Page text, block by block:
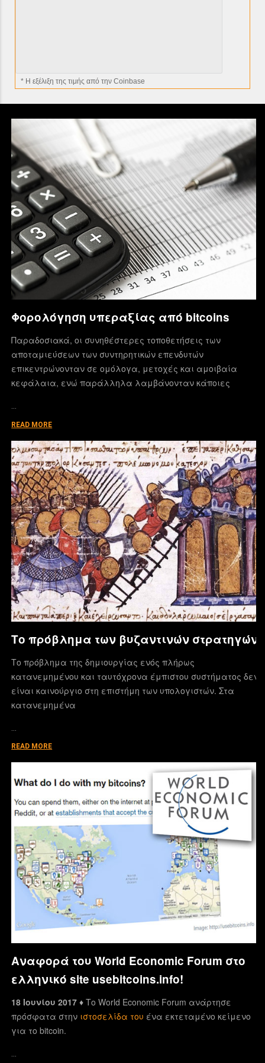
* H εξέλιξη της τιμής από την Coinbase
Φορολόγηση υπεραξίας από bitcoins
Παραδοσιακά, οι συνηθέστερες τοποθετήσεις των
αποταμιεύσεων των συντηρητικών επενδυτών
επικεντρώνονταν σε ομόλογα, μετοχές και αμοιβαία
κεφάλαια, ενώ παράλληλα λαμβάνονταν κάποιες
…
READ MORE
Το πρόβλημα των βυζαντινών στρατηγών
Το πρόβλημα της δημιουργίας ενός πλήρως
κατανεμημένου και ταυτόχρονα έμπιστου συστήματος δεν
είναι καινούργιο στη επιστήμη των υπολογιστών. Στα
κατανεμημένα
READ MORE
Αναφορά του World Economic Forum στο
ελληνικό site usebitcoins.info!
18 Ιουνίου 2017 ♦Το World Economic Forum ανάρτησε
πρόσφατα στην ιστοσελίδα του ένα εκτεταμένο κείμενο
για το bitcoin.